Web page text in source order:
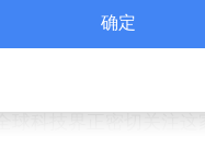
会议上曾透露，公司
始终蕴含着对未知的
球科技界正密切关注
确定